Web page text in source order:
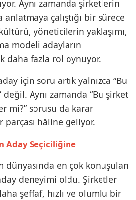
Aynı zamanda şirketlerin
çalıştığı bir sürece
yöneticilerin yaklaşımı,
modeli adayların
daha fazla rol oynuyor.
için soru artık yalnızca “Bu
Aynı zamanda “Bu şirket
mi?” sorusu da karar
hâline geliyor.
Aday Seçiciliğine
dünyasında en çok konuşulan
deneyimi oldu. Şirketler
şeffaf, hızlı ve olumlu bir